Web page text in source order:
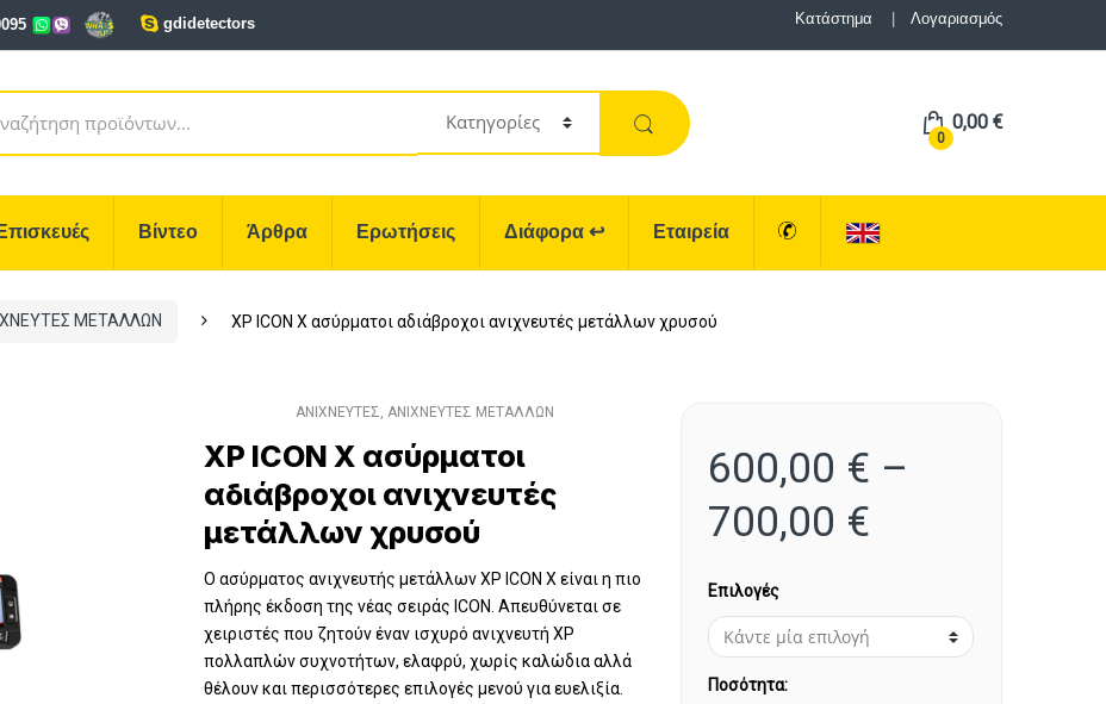
gdidetectors Κατάστημα Λογαριασμός
0
0,00 €
Επισκευές Βίντεο Άρθρα Ερωτήσεις Διάφορα ↩ Εταιρεία
ΜΕΤΑΛΛΩΝ XP ICON X ασύρματοι αδιάβροχοι ανιχνευτές μετάλλων χρυσού
ΑΝΙΧΝΕΥΤΕΣ ΑΝΙΧΝΕΥΤΕΣ ΜΕΤΑΛΛΩΝ
XP ICON X ασύρματοι
αδιάβροχοι ανιχνευτές
μετάλλων χρυσού
Ο ασύρματος ανιχνευτής μετάλλων XP ICON X είναι η πιο
πλήρης έκδοση της νέας σειράς ICON. Απευθύνεται σε
χειριστές που ζητούν έναν ισχυρό ανιχνευτή XP
πολλαπλών συχνοτήτων, ελαφρύ, χωρίς καλώδια αλλά
θέλουν και περισσότερες επιλογές μενού για ευελιξία.
600,00 € –
700,00 €
Επιλογές
Ποσότητα: